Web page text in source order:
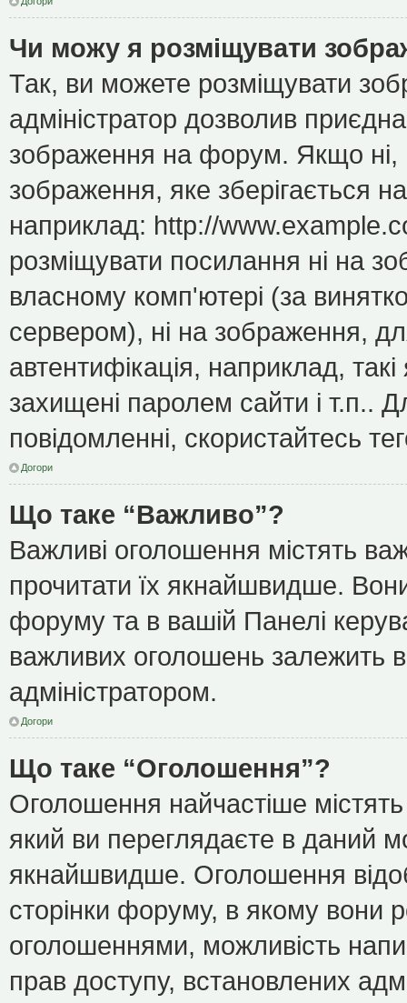
Чи можу я розміщувати
Так, ви можете розміщувати
адміністратор дозволив
зображення на форум. Якщо ні,
зображення, яке зберігається
наприклад: http://
розміщувати посилання ні на
власному комп'ютері (за
сервером), ні на зображення,
автентифікація, наприклад,
захищені паролем сайти і т.п..
повідомленні, скористайтесь
Догори
Що таке “Важливо”?
Важливі оголошення містять
прочитати їх якнайшвидше.
форуму та в вашій Панелі
важливих оголошень залежить
адміністратором.
Догори
Що таке “Оголошення”?
Оголошення найчастіше
який ви переглядаєте в даний
якнайшвидше. Оголошення
сторінки форуму, в якому вони
оголошеннями, можливість
прав доступу, встановлених